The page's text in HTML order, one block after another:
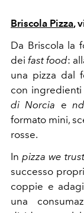
Briscola Pizza,
Da Briscola la
deifast food:
una pizza dal
con
di Norcia e
formato mini,
rosse.
In pizza we
successo
coppie e
una